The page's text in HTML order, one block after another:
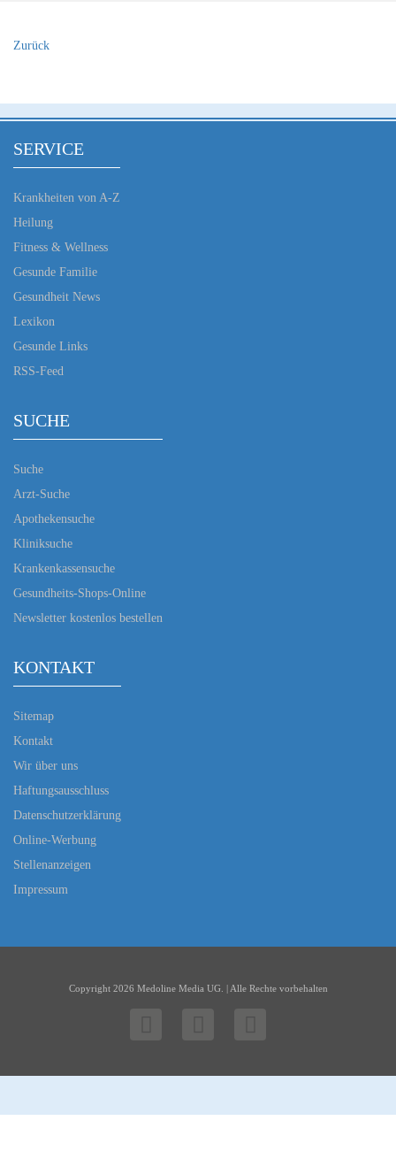
Zurück
SERVICE
Krankheiten von A-Z
Heilung
Fitness & Wellness
Gesunde Familie
Gesundheit News
Lexikon
Gesunde Links
RSS-Feed
SUCHE
Suche
Arzt-Suche
Apothekensuche
Kliniksuche
Krankenkassensuche
Gesundheits-Shops-Online
Newsletter kostenlos bestellen
KONTAKT
Sitemap
Kontakt
Wir über uns
Haftungsausschluss
Datenschutzerklärung
Online-Werbung
Stellenanzeigen
Impressum
Copyright 2026 Medoline Media UG. | Alle Rechte vorbehalten